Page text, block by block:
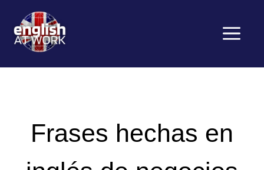
contenido
Menú
Frases hechas en